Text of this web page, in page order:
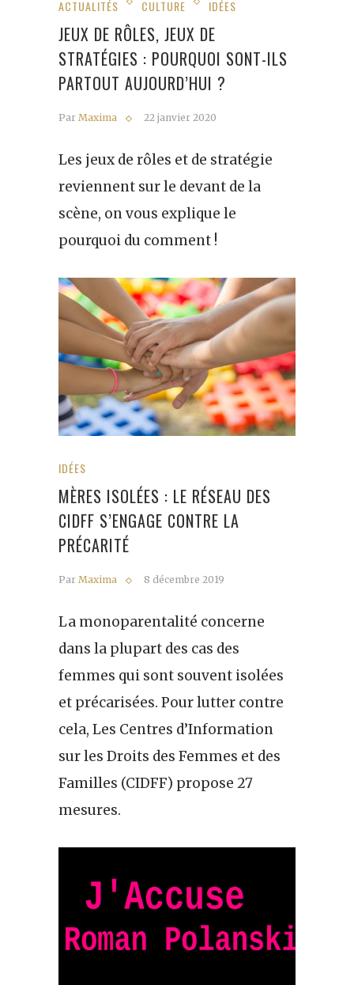
ACTUALITÉS CULTURE IDÉES
JEUX DE RÔLES, JEUX DE
STRATÉGIES : POURQUOI SONT-ILS
PARTOUT AUJOURD’HUI ?
Par Maxima 22 janvier 2020
Les jeux de rôles et de stratégie
reviennent sur le devant de la
scène, on vous explique le
pourquoi du comment !
IDÉES
MÈRES ISOLÉES : LE RÉSEAU DES
CIDFF S’ENGAGE CONTRE LA
PRÉCARITÉ
Par Maxima 8 décembre 2019
La monoparentalité concerne
dans la plupart des cas des
femmes qui sont souvent isolées
et précarisées. Pour lutter contre
cela, Les Centres d’Information
sur les Droits des Femmes et des
Familles (CIDFF) propose 27
mesures.